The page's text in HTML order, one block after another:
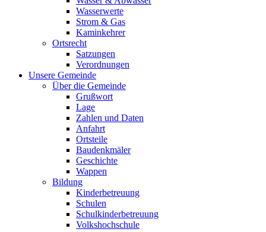
Wasserwerte
Strom & Gas
Kaminkehrer
Ortsrecht
Satzungen
Verordnungen
Unsere Gemeinde
Über die Gemeinde
Grußwort
Lage
Zahlen und Daten
Anfahrt
Ortsteile
Baudenkmäler
Geschichte
Wappen
Bildung
Kinderbetreuung
Schulen
Schulkinderbetreuung
Volkshochschule